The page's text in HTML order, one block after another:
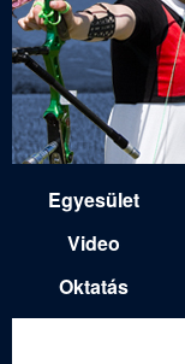
e
i
Egyesület
Video
Oktatás